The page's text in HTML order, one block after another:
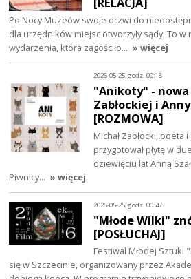
Po Nocy Muzeów swoje drzwi do
dla urzędników miejsc otworzyły sądy. To
wydarzenia, która zagościło… » więcej
2026-05-25, godz. 00:18
"Anikoty" - nowa
Zabłockiej i
[ROZMOWA]
Michał Zabłocki,
przygotował płytę w
dziewięciu lat Anną
Piwnicy… » więcej
2026-05-25, godz. 00:47
"Młode Wilki"
[POSŁUCHAJ]
Festiwal Młodej Sztuki
się w Szczecinie, organizowany przez